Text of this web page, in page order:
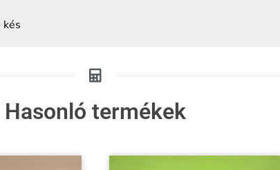
Hasonló termékek